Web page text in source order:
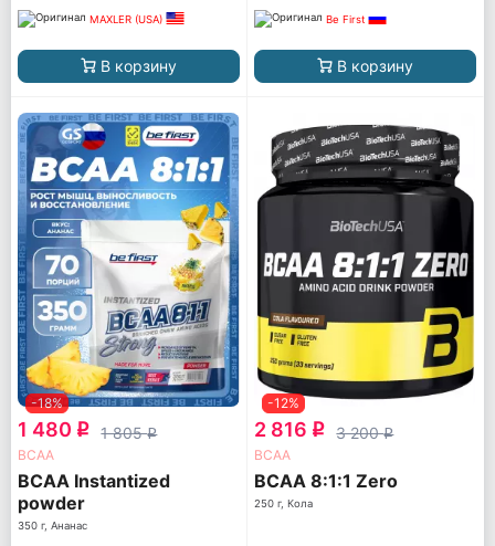
MAXLER (USA)
В корзину
Be First
В корзину
-18%
1 480 q 1 805q
ВСАА
BCAA Instantized
powder
350 г, Ананас
-12%
2 816 q 3 200q
ВСАА
BCAA 8:1:1 Zero
250 г, Кола